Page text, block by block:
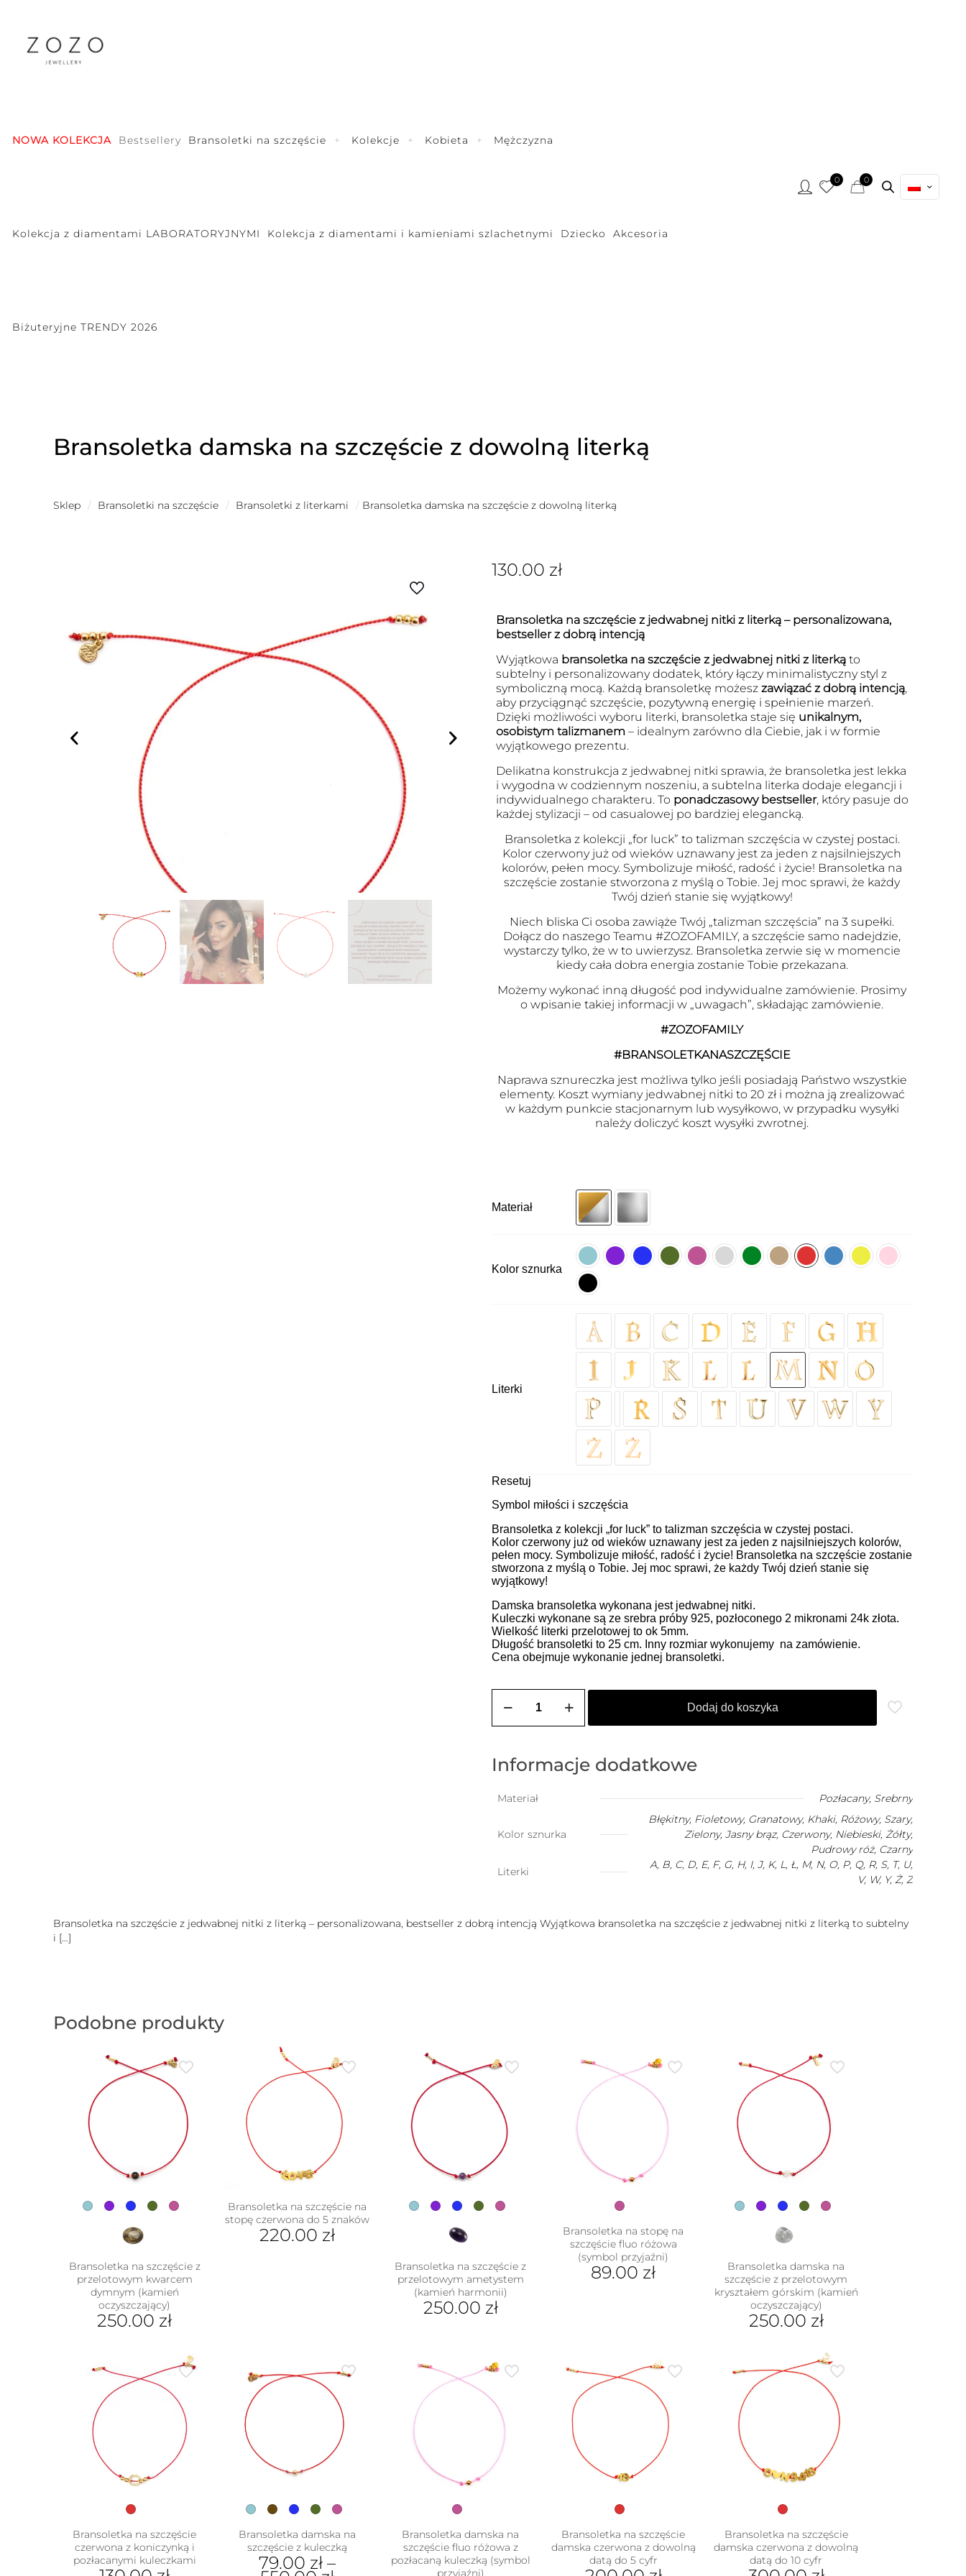
NOWA KOLEKCJA Bestsellery Bransoletki na szczęście Kolekcje Kobieta Mężczyzna
Kolekcja z diamentami LABORATORYJNYMI Kolekcja z diamentami i kamieniami szlachetnymi Dziecko Akcesoria
Biżuteryjne TRENDY 2026
0 0
Bransoletka damska na szczęście z dowolną literką
Sklep / Bransoletki na szczęście / Bransoletki z literkami / Bransoletka damska na szczęście z dowolną literką
130.00 zł
Bransoletka na szczęście z jedwabnej nitki z literką – personalizowana,
bestseller z dobrą intencją
Wyjątkowa bransoletka na szczęście z jedwabnej nitki z literkąto
subtelny i personalizowany dodatek, który łączy minimalistyczny styl z
symboliczną mocą. Każdą bransoletkę możesz zawiązać z dobrą intencją,
aby przyciągnąć szczęście, pozytywną energię i spełnienie marzeń.
Dzięki możliwości wyboru literki, bransoletka staje się unikalnym,
osobistym talizmanem – idealnym zarówno dla Ciebie, jak i w formie
wyjątkowego prezentu.
Delikatna konstrukcja z jedwabnej nitki sprawia, że bransoletka jest lekka
i wygodna w codziennym noszeniu, a subtelna literka dodaje elegancji i
indywidualnego charakteru. To ponadczasowy bestseller, który pasuje do
każdej stylizacji – od casualowej po bardziej elegancką.
Bransoletka z kolekcji „for luck” to talizman szczęścia w czystej postaci.
Kolor czerwony już od wieków uznawany jest za jeden z najsilniejszych
kolorów, pełen mocy. Symbolizuje miłość, radość i życie! Bransoletka na
szczęście zostanie stworzona z myślą o Tobie. Jej moc sprawi, że każdy
Twój dzień stanie się wyjątkowy!
Niech bliska Ci osoba zawiąże Twój „talizman szczęścia” na 3 supełki.
Dołącz do naszego Teamu #ZOZOFAMILY, a szczęście samo nadejdzie,
wystarczy tylko, że w to uwierzysz. Bransoletka zerwie się w momencie
kiedy cała dobra energia zostanie Tobie przekazana.
Możemy wykonać inną długość pod indywidualne zamówienie. Prosimy
o wpisanie takiej informacji w „uwagach”, składając zamówienie.
#ZOZOFAMILY
#BRANSOLETKANASZCZĘŚCIE
Naprawa sznureczka jest możliwa tylko jeśli posiadają Państwo wszystkie
elementy. Koszt wymiany jedwabnej nitki to 20 zł i można ją zrealizować
w każdym punkcie stacjonarnym lub wysyłkowo, w przypadku wysyłki
należy doliczyć koszt wysyłki zwrotnej.
Materiał
Kolor sznurka
Literki
Resetuj
Symbol miłości i szczęścia
Bransoletka z kolekcji „for luck” to talizman szczęścia w czystej postaci.
Kolor czerwony już od wieków uznawany jest za jeden z najsilniejszych kolorów,
pełen mocy. Symbolizuje miłość, radość i życie! Bransoletka na szczęście zostanie
stworzona z myślą o Tobie. Jej moc sprawi, że każdy Twój dzień stanie się
wyjątkowy!
Damska bransoletka wykonana jest jedwabnej nitki.
Kuleczki wykonane są ze srebra próby 925, pozłoconego 2 mikronami 24k złota.
Wielkość literki przelotowej to ok 5mm.
Długość bransoletki to 25 cm. Inny rozmiar wykonujemy na zamówienie.
Cena obejmuje wykonanie jednej bransoletki.
Bransoletka
z
dowolną
Dodaj do koszyka
Informacje dodatkowe
Materiał Pozłacany, Srebrny
Kolor sznurka
Błękitny, Fioletowy, Granatowy, Khaki, Różowy, Szary,
Zielony, Jasny brąz, Czerwony, Niebieski, Żółty,
Pudrowy róż, Czarny
Literki
A, B, C, D, E, F, G, H, I, J, K, L, Ł, M, N, O, P, Q, R, S, T, U,
V, W, Y, Ż, Z
Bransoletka na szczęście z jedwabnej nitki z literką – personalizowana, bestseller z dobrą intencją Wyjątkowa bransoletka na szczęście z jedwabnej nitki z literką to subtelny
i […]
Podobne produkty
Bransoletka na szczęście z
przelotowym kwarcem
dymnym (kamień
oczyszczający)
250.00 zł
wiele
wariantów.
stronie
produktu
Bransoletka na szczęście na
stopę czerwona do 5 znaków
220.00 zł
Bransoletka na szczęście z
przelotowym ametystem
(kamień harmonii)
250.00 zł
wiele
wariantów.
Opcje
produktu
Bransoletka na stopę na
szczęście fluo różowa
(symbol przyjaźni)
89.00 zł
Bransoletka damska na
szczęście z przelotowym
kryształem górskim (kamień
oczyszczający)
250.00 zł
produkt
ma
wiele
wariantów.
stronie
produktu
Bransoletka na szczęście
czerwona z koniczynką i
pozłacanymi kuleczkami
Bransoletka damska na
szczęście z kuleczką
79.00 zł –
Bransoletka damska na
szczęście fluo różowa z
pozłacaną kuleczką (symbol
Bransoletka na szczęście
damska czerwona z dowolną
datą do 5 cyfr
Bransoletka na szczęście
damska czerwona z dowolną
datą do 10 cyfr